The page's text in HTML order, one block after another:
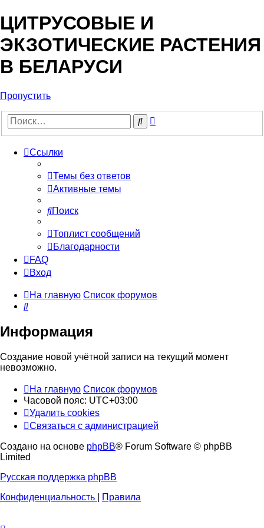
ЦИТРУСОВЫЕ И
ЭКЗОТИЧЕСКИЕ РАСТЕНИЯ
В БЕЛАРУСИ
Пропустить
Поиск
Ссылки
Темы без ответов
Активные темы
Поиск
Топлист сообщений
Благодарности
FAQ
Вход
На главную Список форумов
Поиск
Информация
Создание новой учётной записи на текущий момент
невозможно.
На главную Список форумов
Часовой пояс: UTC+03:00
Удалить cookies
Связаться с администрацией
Создано на основе phpBB® Forum Software © phpBB
Limited
Русская поддержка phpBB
Конфиденциальность
Правила